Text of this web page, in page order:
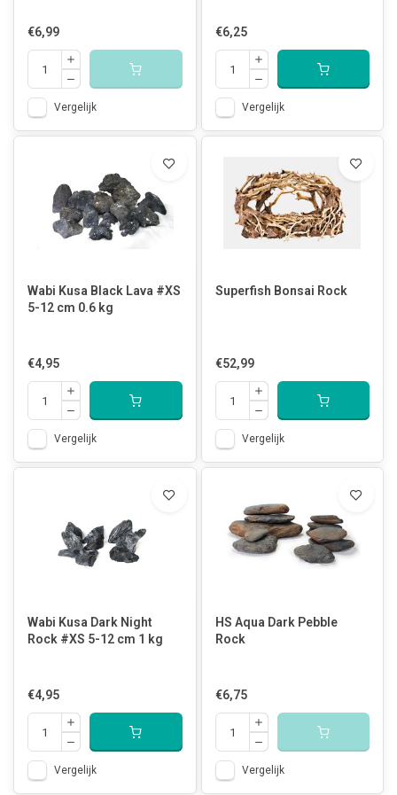
€6,99
Vergelijk
€6,25
Vergelijk
Wabi Kusa Black Lava #XS
5-12 cm 0.6 kg
€4,95
Vergelijk
Superfish Bonsai Rock
€52,99
Vergelijk
Wabi Kusa Dark Night
Rock #XS 5-12 cm 1 kg
€4,95
Vergelijk
HS Aqua Dark Pebble
Rock
€6,75
Vergelijk